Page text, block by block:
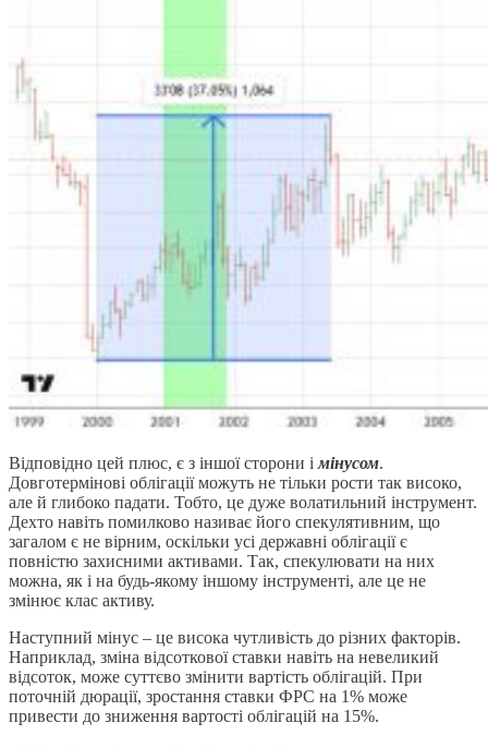
Відповідно цей плюс, є з іншої сторони імінусом.
Довготермінові облігації можуть не тільки рости так високо,
але й глибоко падати. Тобто, це дуже волатильний інструмент.
Дехто навіть помилково називає його спекулятивним, що
загалом є не вірним, оскільки усі державні облігації є
повністю захисними активами. Так, спекулювати на них
можна, як і на будь-якому іншому інструменті, але це не
змінює клас активу.
Наступний мінус – це висока чутливість до різних факторів.
Наприклад, зміна відсоткової ставки навіть на невеликий
відсоток, може суттєво змінити вартість облігацій. При
поточній дюрації, зростання ставки ФРС на 1% може
привести до зниження вартості облігацій на 15%.